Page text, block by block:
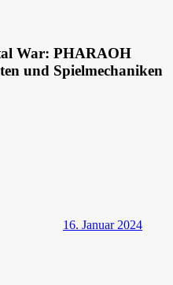
War: PHARAOH
und Spielmechaniken
16. Januar 2024